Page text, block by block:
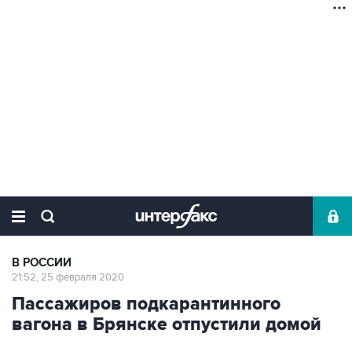
В РОССИИ
21:52, 25 февраля 2020
Пассажиров подкарантинного
вагона в Брянске отпустили домой